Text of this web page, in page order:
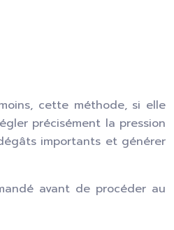
cette méthode, si elle
précisément la pression
importants et générer
avant de procéder au